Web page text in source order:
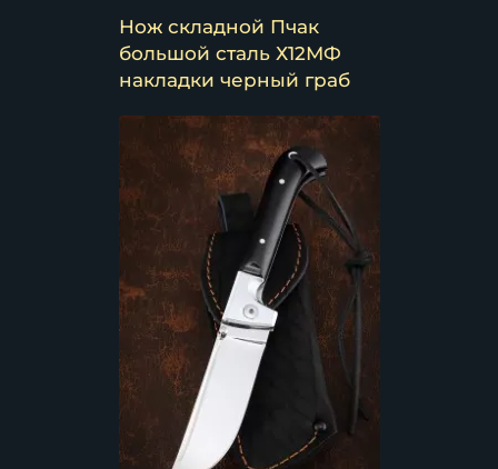
Нож складной Пчак
большой сталь Х12МФ
накладки черный граб